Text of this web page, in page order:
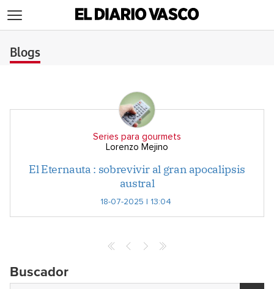
Blogs
Series para gourmets
Lorenzo Mejino
El Eternauta : sobrevivir al gran apocalipsis
austral
18-07-2025 | 13:04
Buscador